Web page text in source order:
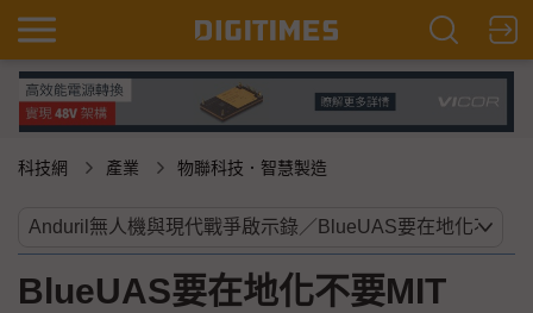
科技網 產業 物聯科技．智慧製造
BlueUAS要在地化不要MIT